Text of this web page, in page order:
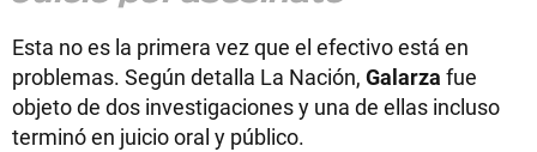
Esta no es la primera vez que el efectivo está en
problemas. Según detalla La Nación, Galarza fue
objeto de dos investigaciones y una de ellas incluso
terminó en juicio oral y público.